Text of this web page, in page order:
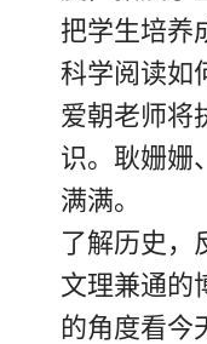
把学生培养
科学阅读如
爱朝老师将
识。耿姗姗
满满。
了解历史，
文理兼通的
的角度看今